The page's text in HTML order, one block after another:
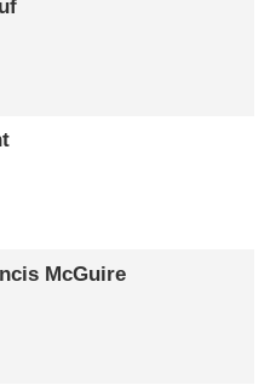
McGuire